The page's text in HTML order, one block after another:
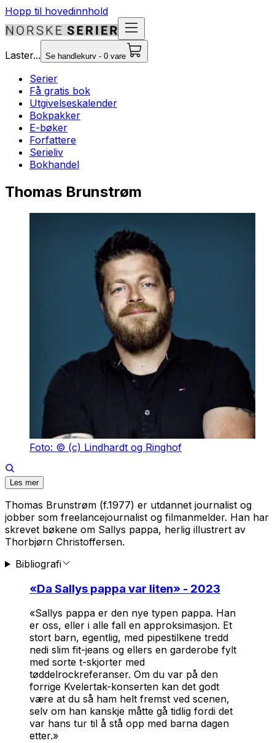
Hopp til hovedinnhold
Laster... Se handlekurv - 0 vare
Serier
Få gratis bok
Utgivelseskalender
Bokpakker
E-bøker
Forfattere
Serieliv
Bokhandel
Thomas Brunstrøm
Foto: © (c) Lindhardt og Ringhof
Les mer
Thomas Brunstrøm (f.1977) er utdannet journalist og
jobber som freelancejournalist og filmanmelder. Han har
skrevet bøkene om Sallys pappa, herlig illustrert av
Thorbjørn Christoffersen.
Bibliografi
«Da Sallys pappa var liten» - 2023
«Sallys pappa er den nye typen pappa. Han
er oss, eller i alle fall en approksimasjon. Et
stort barn, egentlig, med pipestilkene tredd
nedi slim fit-jeans og ellers en garderobe fylt
med sorte t-skjorter med
tøddelrockreferanser. Om du var på den
forrige Kvelertak-konserten kan det godt
være at du så ham helt fremst ved scenen,
selv om han kanskje måtte gå tidlig fordi det
var hans tur til å stå opp med barna dagen
etter.»